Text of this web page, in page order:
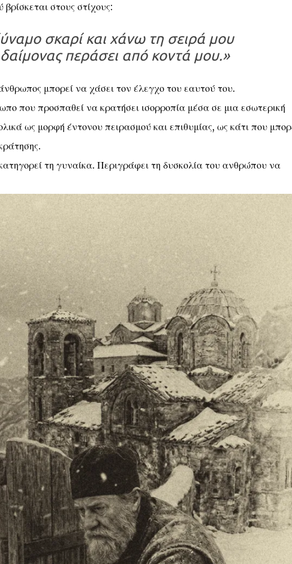
στους στίχους:
σκαρί και χάνω τη σειρά μου
περάσει από κοντά μου.»
μπορεί να χάσει τον έλεγχο του εαυτού του.
που προσπαθεί να κρατήσει ισορροπία μέσα σε μια εσωτερική
ως μορφή έντονου πειρασμού και επιθυμίας, ως κάτι που
τη γυναίκα. Περιγράφει τη δυσκολία του ανθρώπου να